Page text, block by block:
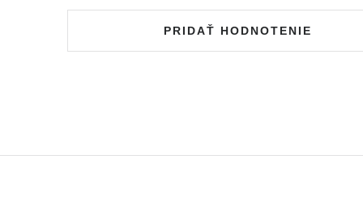
PRIDAŤ HODNOTENIE